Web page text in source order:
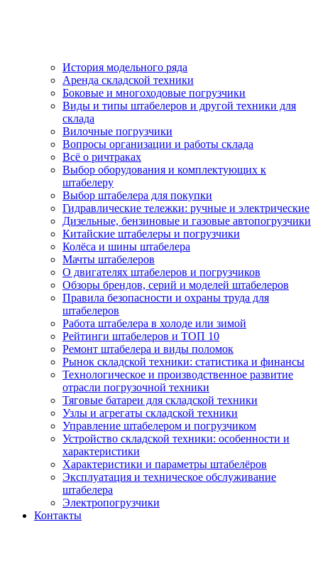
История модельного ряда
Аренда складской техники
Боковые и многоходовые погрузчики
Виды и типы штабелеров и другой техники для
склада
Вилочные погрузчики
Вопросы организации и работы склада
Всё о ричтраках
Выбор оборудования и комплектующих к
штабелеру
Выбор штабелера для покупки
Гидравлические тележки: ручные и электрические
Дизельные, бензиновые и газовые автопогрузчики
Китайские штабелеры и погрузчики
Колёса и шины штабелера
Мачты штабелеров
О двигателях штабелеров и погрузчиков
Обзоры брендов, серий и моделей штабелеров
Правила безопасности и охраны труда для
штабелеров
Работа штабелера в холоде или зимой
Рейтинги штабелеров и ТОП 10
Ремонт штабелера и виды поломок
Рынок складской техники: статистика и финансы
Технологическое и производственное развитие
отрасли погрузочной техники
Тяговые батареи для складской техники
Узлы и агрегаты складской техники
Управление штабелером и погрузчиком
Устройство складской техники: особенности и
характеристики
Характеристики и параметры штабелёров
Эксплуатация и техническое обслуживание
штабелера
Электропогрузчики
Контакты